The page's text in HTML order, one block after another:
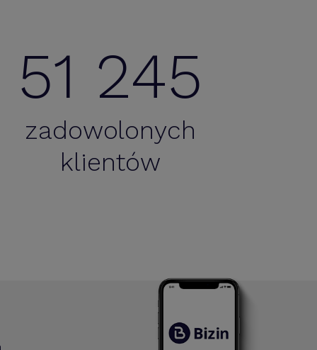
bardzo zadowolona z usług. Czysto, jasno,
przejrzyście i bezproblemowo.
51 245
zadowolonych
klientów